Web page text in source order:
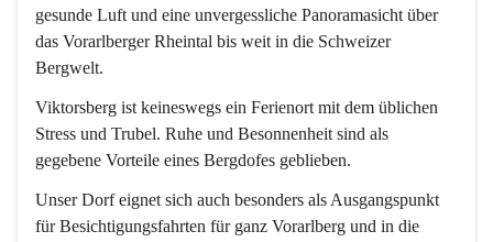
gesunde Luft und eine unvergessliche Panoramasicht über
das Vorarlberger Rheintal bis weit in die Schweizer
Bergwelt.
Viktorsberg ist keineswegs ein Ferienort mit dem üblichen
Stress und Trubel. Ruhe und Besonnenheit sind als
gegebene Vorteile eines Bergdofes geblieben.
Unser Dorf eignet sich auch besonders als Ausgangspunkt
für Besichtigungsfahrten für ganz Vorarlberg und in die